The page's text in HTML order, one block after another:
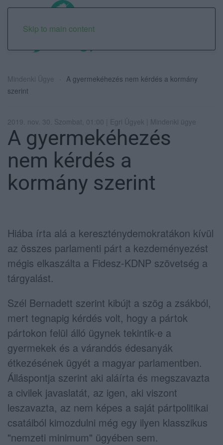
Skip to main content
Mindenki Ügye
A gyermekéhezés nem kérdés a kormány
szerint
2019. nov. 30. Szombat, 01:00 | Egri Ügyek | Mindenki ügye
A gyermekéhezés
nem kérdés a
kormány szerint
Hiába írta alá a kereszténydemokratákon kívül
az összes parlamenti párt a kezdeményezést
mégis elkaszálta a Fidesz-KDNP szövetség a
tárgyalást.
Szél Bernadett szerint kibújt a szög a zsákból,
mert tegnapig kérdés volt, hogy a pártok
pártokon felül álló ügynek tekintik-e a
gyermekek és a várandós édesanyák
étkezésének ügyét a magyar parlamentben.
Álláspontja szerint aki aláírta és megszavazta
a civilek javaslatát, az igen, aki viszont
leszavazta, az nem képes a saját pártpolitikai
csatáiból kimozdulni még egy ilyen klasszikus
"nemzeti minimum" ügyében sem.